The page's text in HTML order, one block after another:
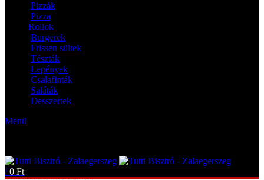
Pizzák
Pizza
Rollok
Burgerek
Frissen sültek
Tészták
Lepények
Csalafinták
Saláták
Desszertek
Menü
/ 0 Ft